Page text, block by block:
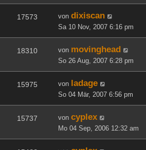
17573 von dixiscan
Sa 10 Nov, 2007 6:16 pm
18310 von movinghead
So 26 Aug, 2007 6:28 pm
15975 von ladage
So 04 Mär, 2007 6:56 pm
15737 von cyplex
Mo 04 Sep, 2006 12:32 am